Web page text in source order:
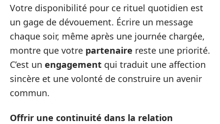
Votre disponibilité pour ce rituel quotidien est
un gage de dévouement. Écrire un message
chaque soir, même après une journée chargée,
montre que votre partenaire reste une priorité.
C’est un engagement qui traduit une affection
sincère et une volonté de construire un avenir
commun.
Offrir une continuité dans la relation